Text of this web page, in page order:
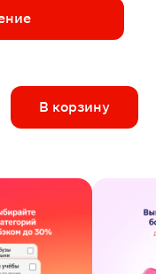
Вам это
В корзину